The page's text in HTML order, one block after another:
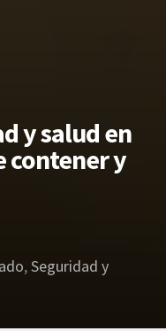
y salud en
contener y
,Seguridad y